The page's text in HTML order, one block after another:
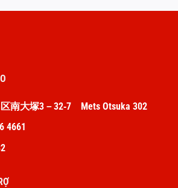
南大塚3－32‐7 Mets Otsuka 302
4661